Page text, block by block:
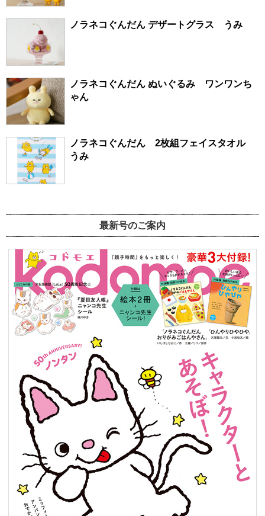
ノラネコぐんだん デザートグラス うみ
ノラネコぐんだん ぬいぐるみ ワンワンち
ゃん
ノラネコぐんだん 2枚組フェイスタオル
うみ
最新号のご案内